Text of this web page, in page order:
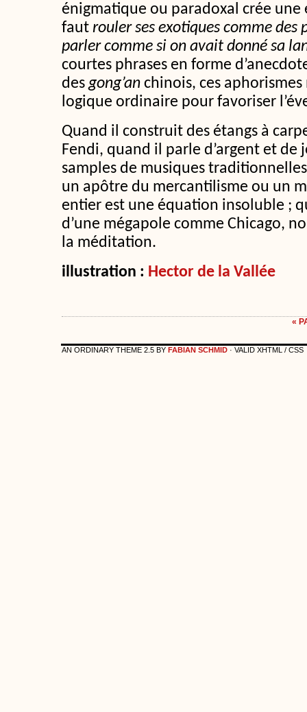
énigmatique ou paradoxal crée une
faut rouler ses exotiques comme des
parler comme si on avait donné sa
courtes phrases en forme
desgong’an chinois, ces
logique ordinaire pour favoriser
Quand il construit des étangs à
Fendi, quand il parle d’argent et de
samples de musiques
un apôtre du mercantilisme ou un
entier est une équation insoluble ;
d’une mégapole comme Chicago,
la méditation.
illustration : Hector de la Vallée
«
AN ORDINARY THEME 2.5 BY FABIAN SCHMID · VALID XHTML / CSS